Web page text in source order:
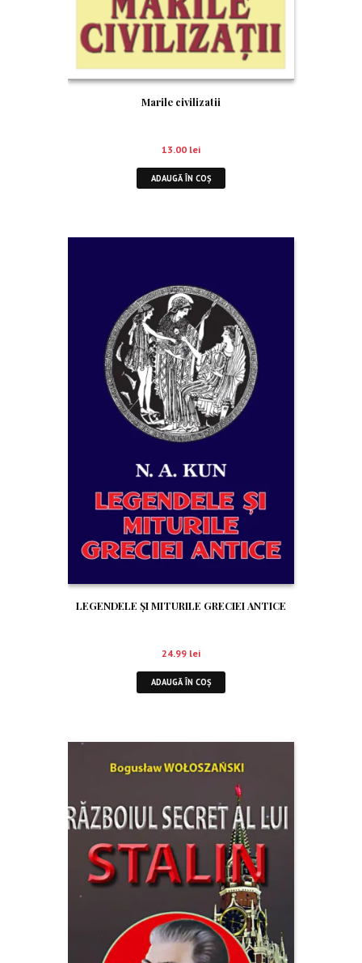
Marile civilizatii
13.00 lei
ADAUGĂ ÎN COȘ
LEGENDELE ŞI MITURILE GRECIEI ANTICE
24.99 lei
ADAUGĂ ÎN COȘ